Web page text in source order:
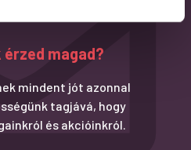
magad?
mindent jót azonnal
tagjává, hogy
és akcióinkról.